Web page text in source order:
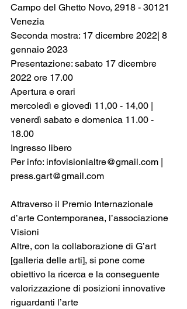
Campo del Ghetto Novo, 2918 - 30121
Venezia
Seconda mostra: 17 dicembre 2022| 8
gennaio 2023
Presentazione: sabato 17 dicembre
2022 ore 17.00
Apertura e orari
mercoledì e giovedì 11,00 - 14,00 |
venerdì sabato e domenica 11.00 -
18.00
Ingresso libero
Per info: infovisionialtre@gmail.com |
press.gart@gmail.com
Attraverso il Premio Internazionale
d’arte Contemporanea, l’associazione
Visioni
Altre, con la collaborazione di G’art
[galleria delle arti], si pone come
obiettivo la ricerca e la conseguente
valorizzazione di posizioni innovative
riguardanti l’arte